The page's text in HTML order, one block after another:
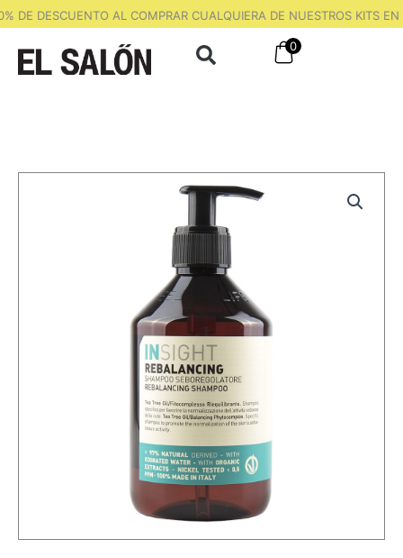
Ir
al
contenido
DE DESCUENTO AL COMPRAR CUALQUIERA DE NUESTROS KITS EN
0